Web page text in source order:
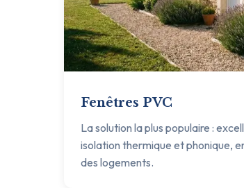
Fenêtres PVC
La solution la plus populaire :
isolation thermique et phonique,
des logements.